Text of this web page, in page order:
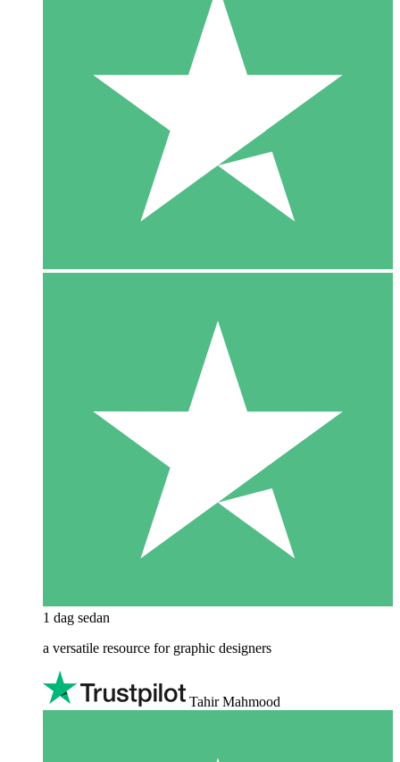
1 dag sedan
a versatile resource for graphic designers
Tahir Mahmood